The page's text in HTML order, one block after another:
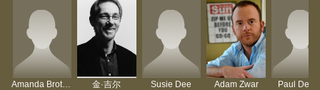
金·吉尔
Susie Dee
Adam Zwar
Paul